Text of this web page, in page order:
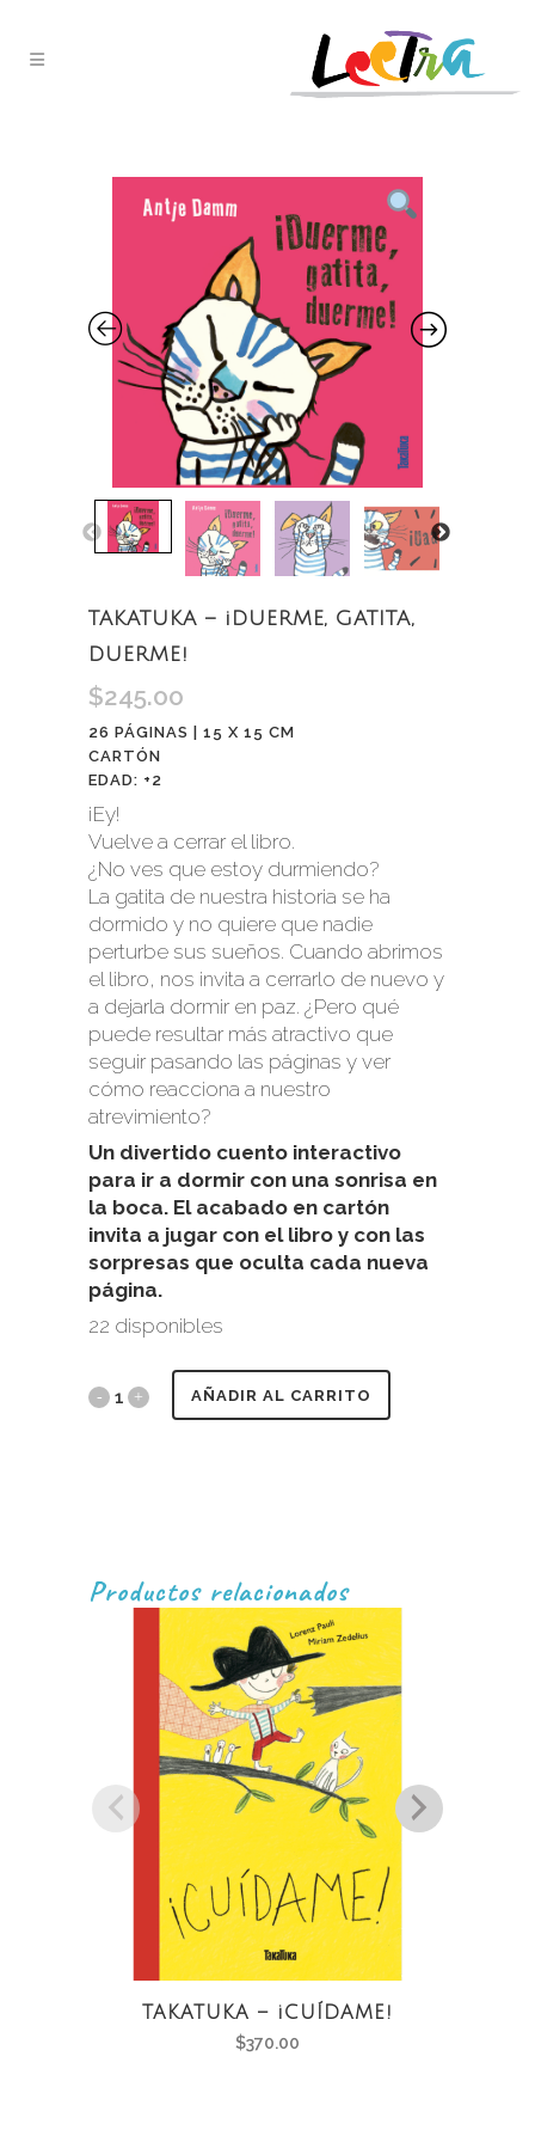
TAKATUKA – ¡DUERME, GATITA,
DUERME!
$245.00
26 PÁGINAS | 15 X 15 CM
CARTÓN
EDAD: +2
¡Ey!
Vuelve a cerrar el libro.
¿No ves que estoy durmiendo?
La gatita de nuestra historia se ha
dormido y no quiere que nadie
perturbe sus sueños. Cuando abrimos
el libro, nos invita a cerrarlo de nuevo y
a dejarla dormir en paz. ¿Pero qué
puede resultar más atractivo que
seguir pasando las páginas y ver
cómo reacciona a nuestro
atrevimiento?
Un divertido cuento interactivo
para ir a dormir con una sonrisa en
la boca. El acabado en cartón
invita a jugar con el libro y con las
sorpresas que oculta cada nueva
página.
22 disponibles
AÑADIR AL CARRITO
Productos relacionados
TAKATUKA – ¡CUÍDAME!
$370.00